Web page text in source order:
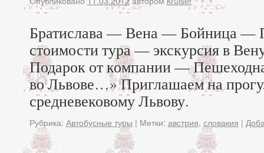
Братислава — Вена — Бойница
стоимости тура — экскурсия в
Подарок от компании —
во Львове…» Приглашаем на
средневековому Львову.
Рубрика: Автобусные туры | Метки: австрия, словакия |